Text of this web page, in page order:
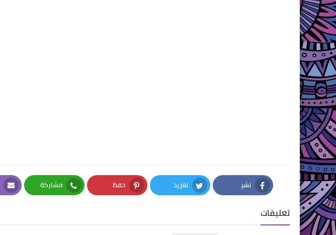
نشر
Facebook
تغريد
Twitter
حفظ
Pinterest
مشاركة
Whatsapp
تعليقات